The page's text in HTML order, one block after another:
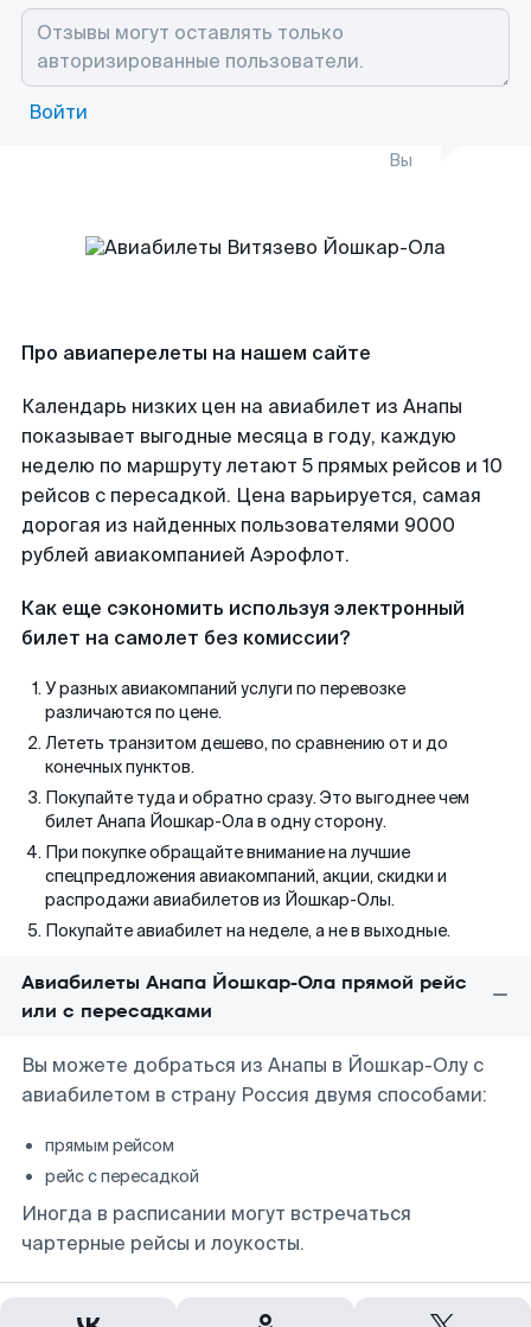
Войти
Вы
Про авиаперелеты на нашем сайте
Календарь низких цен на авиабилет из Анапы
показывает выгодные месяца в году, каждую
неделю по маршруту летают 5 прямых рейсов и 10
рейсов с пересадкой. Цена варьируется, самая
дорогая из найденных пользователями 9000
рублей авиакомпанией Аэрофлот.
Как еще сэкономить используя электронный
билет на самолет без комиссии?
У разных авиакомпаний услуги по перевозке
различаются по цене.
Лететь транзитом дешево, по сравнению от и до
конечных пунктов.
Покупайте туда и обратно сразу. Это выгоднее чем
билет Анапа Йошкар-Ола в одну сторону.
При покупке обращайте внимание на лучшие
спецпредложения авиакомпаний, акции, скидки и
распродажи авиабилетов из Йошкар-Олы.
Покупайте авиабилет на неделе, а не в выходные.
Авиабилеты Анапа Йошкар-Ола прямой рейс
или с пересадками
Вы можете добраться из Анапы в Йошкар-Олу с
авиабилетом в страну Россия двумя способами:
прямым рейсом
рейс с пересадкой
Иногда в расписании могут встречаться
чартерные рейсы и лоукосты.